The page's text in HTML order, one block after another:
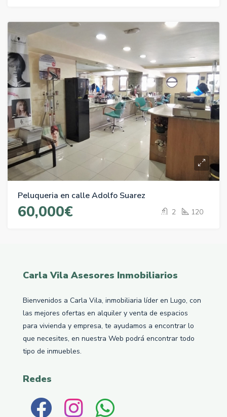
Peluqueria en calle Adolfo Suarez
60,000€ 2 120
Carla Vila Asesores Inmobiliarios
Bienvenidos a Carla Vila, inmobiliaria líder en Lugo, con
las mejores ofertas en alquiler y venta de espacios
para vivienda y empresa, te ayudamos a encontrar lo
que necesites, en nuestra Web podrá encontrar todo
tipo de inmuebles.
Redes